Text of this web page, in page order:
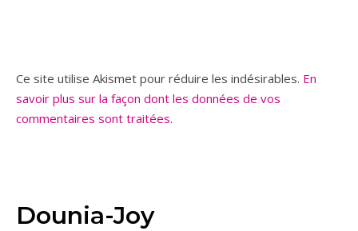
Ce site utilise Akismet pour réduire les indésirables. En
savoir plus sur la façon dont les données de vos
commentaires sont traitées.
Dounia-Joy